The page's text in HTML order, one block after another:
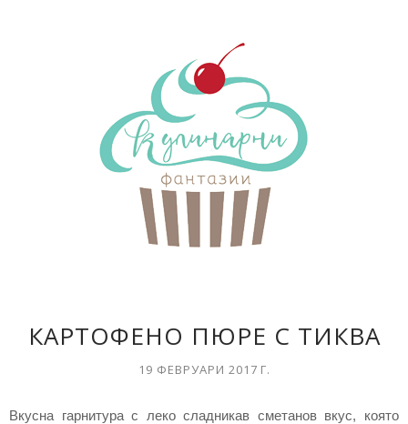
КАРТОФЕНО ПЮРЕ С ТИКВА
19 ФЕВРУАРИ 2017 Г.
Вкусна гарнитура с леко сладникав сметанов вкус, която